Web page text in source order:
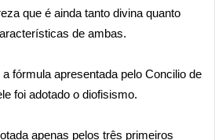
que é ainda tanto divina quanto
de ambas.
fórmula apresentada pelo Concilio de
foi adotado o diofisismo.
apenas pelos três primeiros